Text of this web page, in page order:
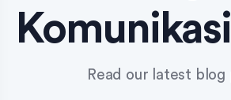
Read our latest blog